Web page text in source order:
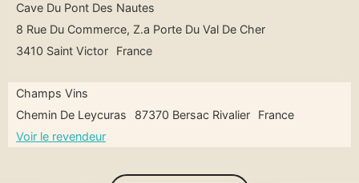
Cave Du Pont Des Nautes
8 Rue Du Commerce, Z.a Porte Du Val De Cher
3410 Saint Victor
France
Champs Vins
Chemin De Leycuras
87370 Bersac Rivalier
France
Voir le revendeur